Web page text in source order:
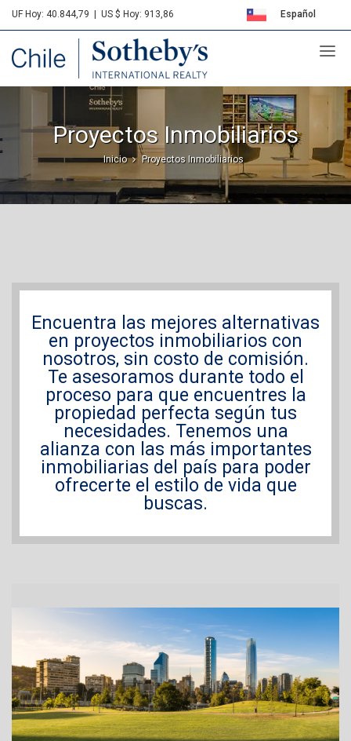
UF Hoy: 40.844,79 US $ Hoy: 913,86 Español
Sotheby's
Proyectos Inmobiliarios
Inicio Proyectos Inmobiliarios
Encuentra las mejores alternativas
en proyectos inmobiliarios con
nosotros, sin costo de comisión.
Te asesoramos durante todo el
proceso para que encuentres la
propiedad perfecta según tus
necesidades. Tenemos una
alianza con las más importantes
inmobiliarias del país para poder
ofrecerte el estilo de vida que
buscas.